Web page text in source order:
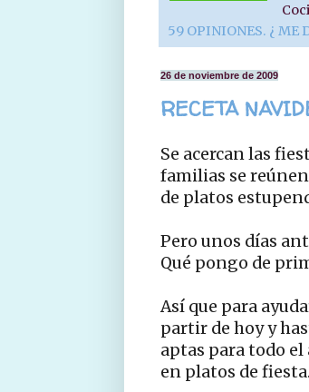
59 OPINIONES. ¿ ME
26 de noviembre de 2009
RECETA
Se acercan las
familias se
de platos
Pero unos días
Qué pongo de
Así que para
partir de hoy y
aptas para todo
en platos de fiesta.